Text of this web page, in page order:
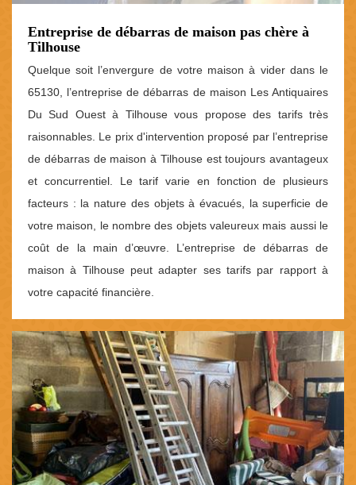
Entreprise de débarras de maison pas chère à
Tilhouse
Quelque soit l’envergure de votre maison à vider dans le
65130, l’entreprise de débarras de maison Les Antiquaires
Du Sud Ouest à Tilhouse vous propose des tarifs très
raisonnables. Le prix d'intervention proposé par l’entreprise
de débarras de maison à Tilhouse est toujours avantageux
et concurrentiel. Le tarif varie en fonction de plusieurs
facteurs : la nature des objets à évacués, la superficie de
votre maison, le nombre des objets valeureux mais aussi le
coût de la main d’œuvre. L’entreprise de débarras de
maison à Tilhouse peut adapter ses tarifs par rapport à
votre capacité financière.